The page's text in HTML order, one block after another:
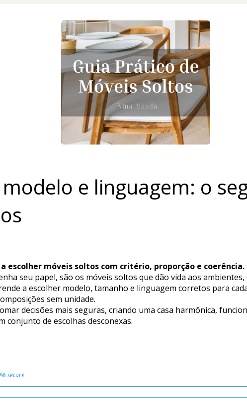
e linguagem: o
escolher móveis soltos com critério, proporção e coerência.
a escolher modelo, tamanho e linguagem corretos para
sem unidade.
conjunto de escolhas desconexas.
secure